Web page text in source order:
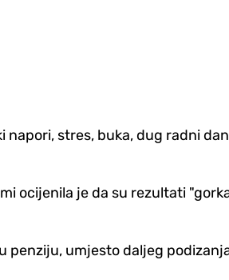
stres, buka, dug radni
ocijenila je da su rezultati
umjesto daljeg